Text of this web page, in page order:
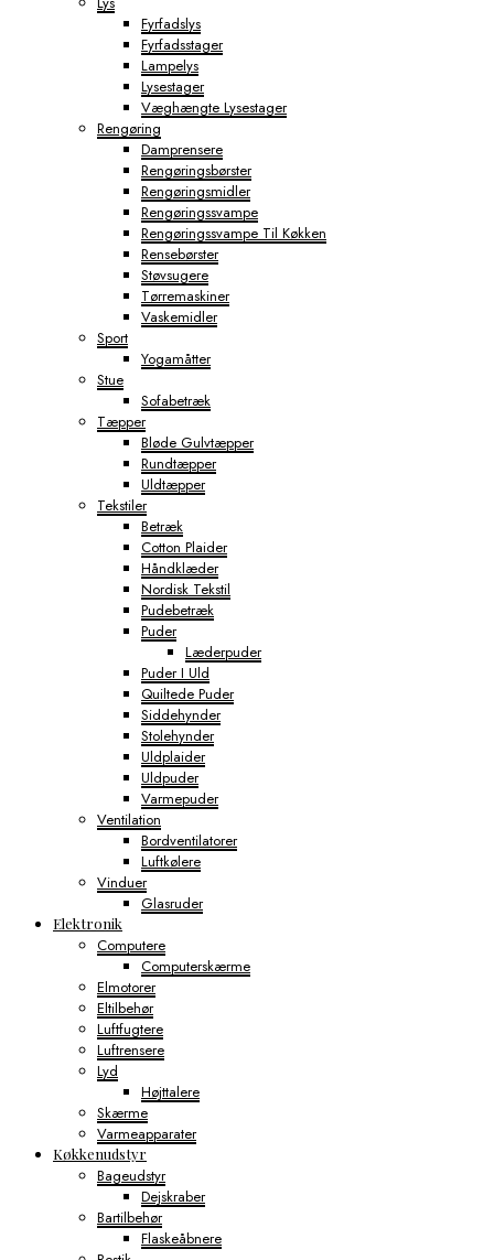
Fyrfadslys
Fyrfadsstager
Lampelys
Lysestager
Væghængte Lysestager
Rengøring
Damprensere
Rengøringsbørster
Rengøringsmidler
Rengøringssvampe
Rengøringssvampe Til Køkken
Rensebørster
Støvsugere
Tørremaskiner
Vaskemidler
Sport
Yogamåtter
Stue
Sofabetræk
Tæpper
Bløde Gulvtæpper
Rundtæpper
Uldtæpper
Tekstiler
Betræk
Cotton Plaider
Håndklæder
Nordisk Tekstil
Pudebetræk
Puder
Læderpuder
Puder I Uld
Quiltede Puder
Siddehynder
Stolehynder
Uldplaider
Uldpuder
Varmepuder
Ventilation
Bordventilatorer
Luftkølere
Vinduer
Glasruder
Elektronik
Computere
Computerskærme
Elmotorer
Eltilbehør
Luftfugtere
Luftrensere
Lyd
Højttalere
Skærme
Varmeapparater
Køkkenudstyr
Bageudstyr
Dejskraber
Bartilbehør
Flaskeåbnere